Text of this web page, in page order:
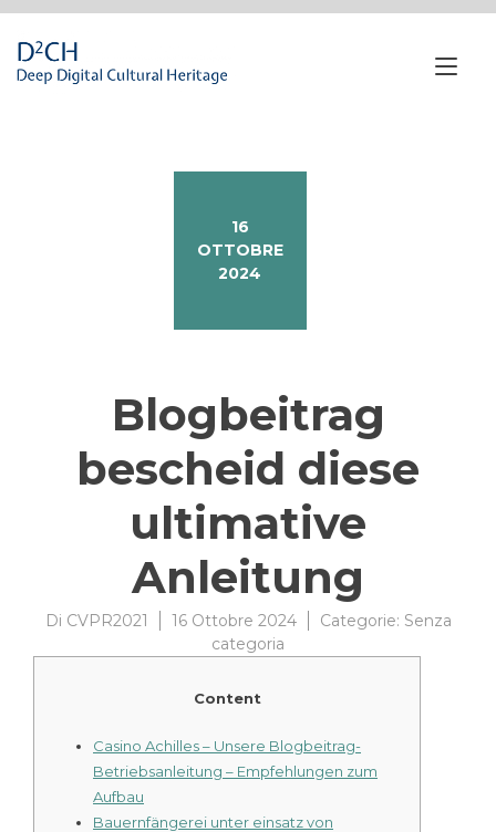
contenuto
16
OTTOBRE
2024
Blogbeitrag
bescheid diese
ultimative
Anleitung
Di CVPR2021 16 Ottobre 2024 Categorie: Senza
categoria
Content
Casino Achilles – Unsere Blogbeitrag-
Betriebsanleitung – Empfehlungen zum
Aufbau
Bauernfängerei unter einsatz von